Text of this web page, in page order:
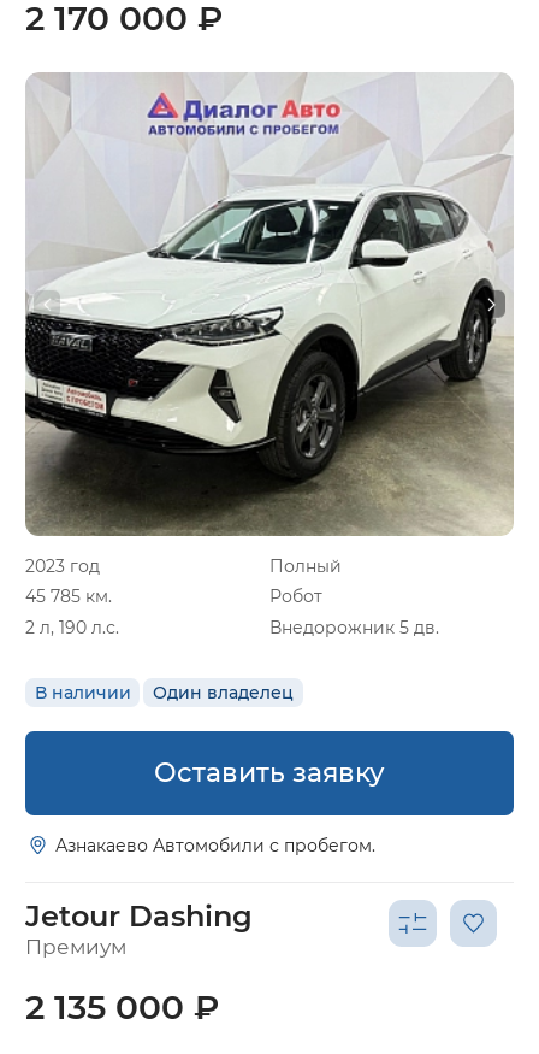
2023 год
Полный
45 785 км.
Робот
2 л, 190 л.с.
Внедорожник 5 дв.
В наличии Один владелец
2 170 000 ₽
Оставить заявку
Азнакаево Автомобили с пробегом.
Jetour Dashing
Премиум
2 135 000 ₽